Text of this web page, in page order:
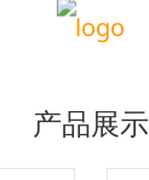
产品展示